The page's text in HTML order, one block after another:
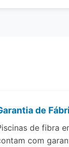
de
de fibra
com